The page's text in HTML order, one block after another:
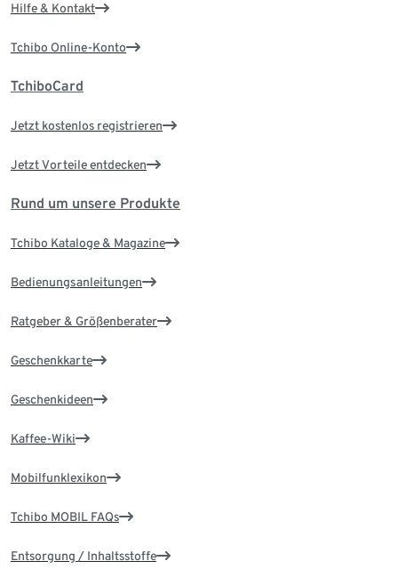
Hilfe & Kontakt
Tchibo Online-Konto
TchiboCard
Jetzt kostenlos registrieren
Jetzt Vorteile entdecken
Rund um unsere Produkte
Tchibo Kataloge & Magazine
Bedienungsanleitungen
Ratgeber & Größenberater
Geschenkkarte
Geschenkideen
Kaffee-Wiki
Mobilfunklexikon
Tchibo MOBIL FAQs
Entsorgung / Inhaltsstoffe